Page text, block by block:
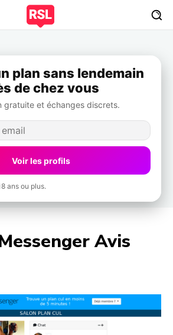
plan sans lendemain
de chez vous
gratuite et échanges discrets.
Voir les profils
ans ou plus.
Avis